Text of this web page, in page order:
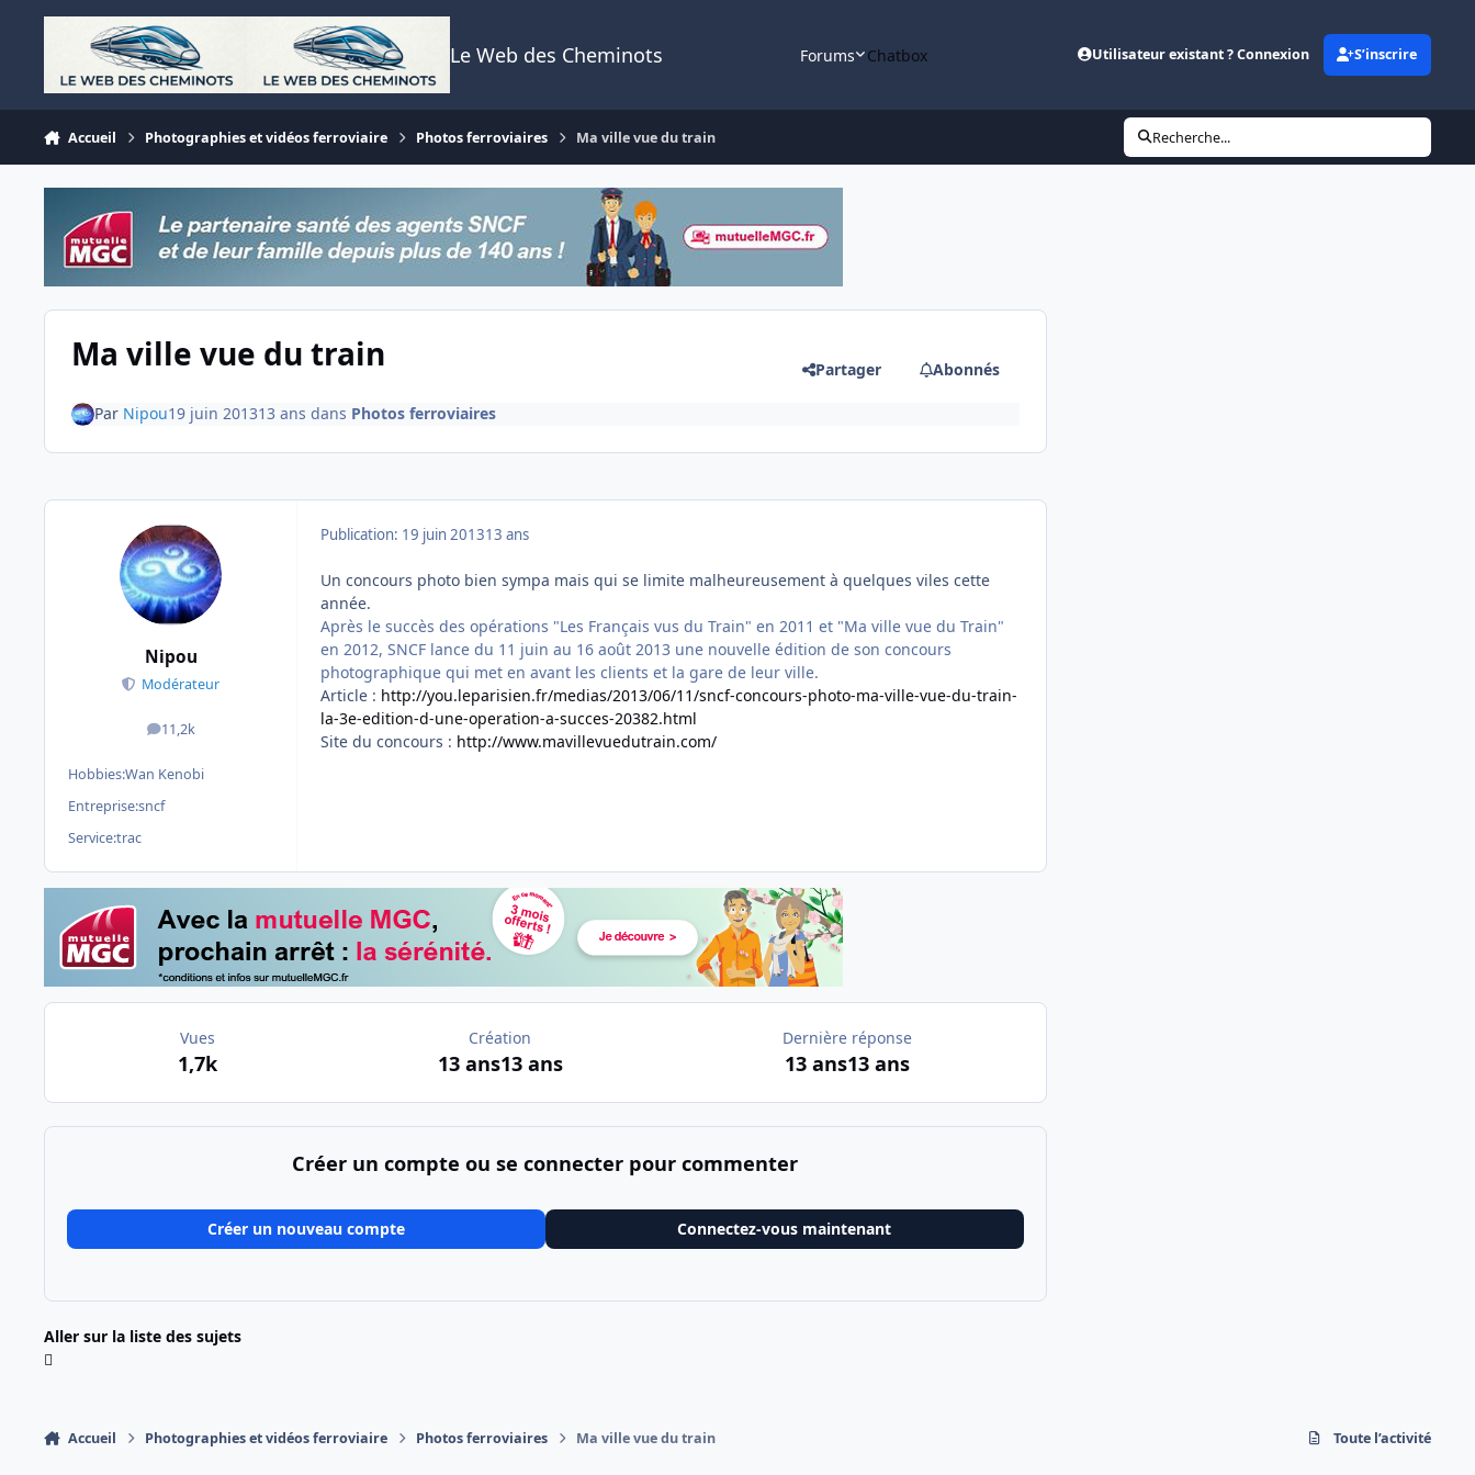
Aller au contenu
Le Web des Cheminots Forums Chatbox Utilisateur existant ? Connexion S’inscrire
Accueil Photographies et vidéos ferroviaire Photos ferroviaires Ma ville vue du train Recherche...
Ma ville vue du train Partager Abonnés
Par Nipou19 juin 201313 ans dans Photos ferroviaires
Nipou
Modérateur
11,2k
messages
Hobbies:Wan Kenobi
Entreprise:sncf
Service:trac
Publication: 19 juin 201313 ans
Un concours photo bien sympa mais qui se limite malheureusement à quelques viles cette
année.
Après le succès des opérations "Les Français vus du Train" en 2011 et "Ma ville vue du Train"
en 2012, SNCF lance du 11 juin au 16 août 2013 une nouvelle édition de son concours
photographique qui met en avant les clients et la gare de leur ville.
Article : http://you.leparisien.fr/medias/2013/06/11/sncf-concours-photo-ma-ville-vue-du-train-
la-3e-edition-d-une-operation-a-succes-20382.html
Site du concours : http://www.mavillevuedutrain.com/
Vues
1,7k
Création
13 ans13 ans
Dernière réponse
13 ans13 ans
Créer un compte ou se connecter pour commenter
Créer un nouveau compte Connectez-vous maintenant
Aller sur la liste des sujets
Accueil Photographies et vidéos ferroviaire Photos ferroviaires Ma ville vue du train Toute l’activité